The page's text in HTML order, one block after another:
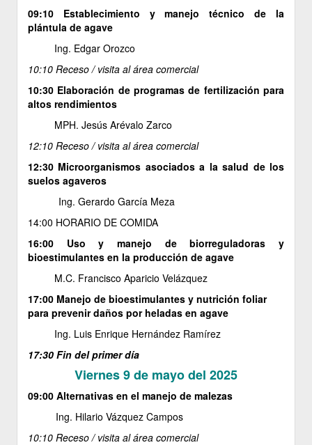
09:10 Establecimiento y manejo técnico de la
plántula de agave
Ing. Edgar Orozco
10:10 Receso / visita al área comercial
10:30 Elaboración de programas de fertilización para
altos rendimientos
MPH. Jesús Arévalo Zarco
12:10 Receso / visita al área comercial
12:30 Microorganismos asociados a la salud de los
suelos agaveros
Ing. Gerardo García Meza
14:00 HORARIO DE COMIDA
16:00 Uso y manejo de biorreguladoras y
bioestimulantes en la producción de agave
M.C. Francisco Aparicio Velázquez
17:00 Manejo de bioestimulantes y nutrición foliar
para prevenir daños por heladas en agave
Ing. Luis Enrique Hernández Ramírez
17:30 Fin del primer día
Viernes 9 de mayo del 2025
09:00 Alternativas en el manejo de malezas
Ing. Hilario Vázquez Campos
10:10 Receso / visita al área comercial